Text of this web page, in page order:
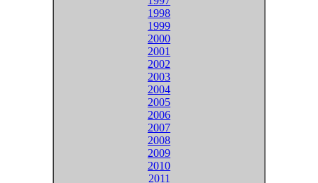
1998
1999
2000
2001
2002
2003
2004
2005
2006
2007
2008
2009
2010
2011